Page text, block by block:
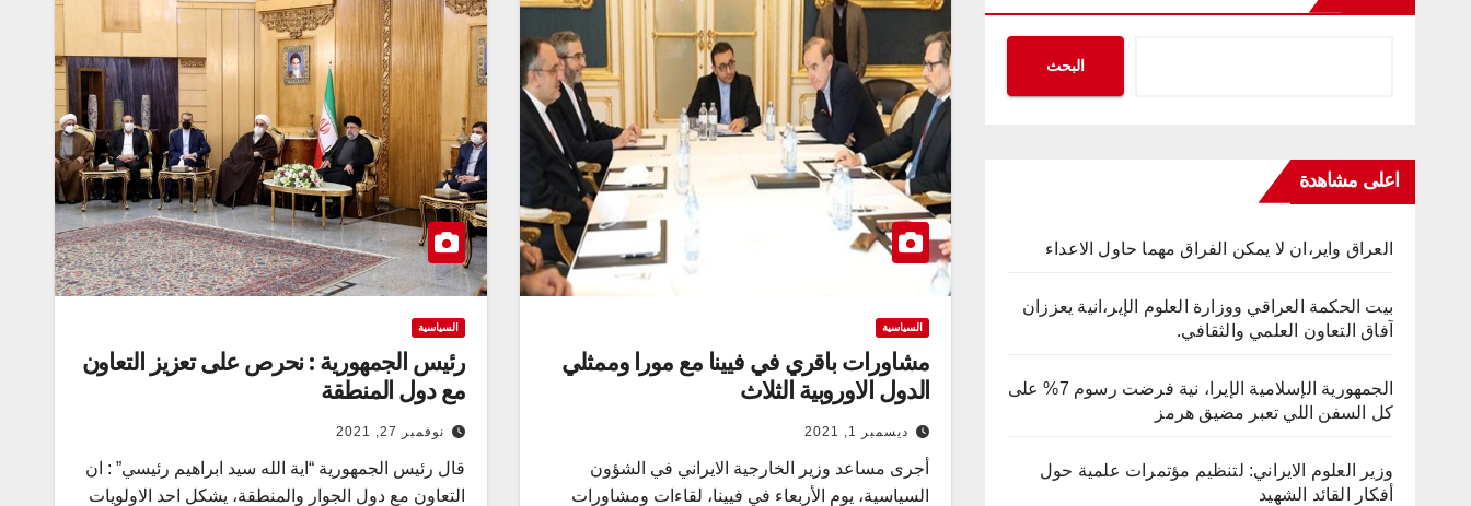
البحث
اعلى مشاهدة
العراق واير،ان لا يمكن الفراق مهما حاول الاعداء
بيت الحكمة العراقي ووزارة العلوم الإير،انية يعززان
آفاق التعاون العلمي والثقافي.
الجمهورية الإسلامية الإيرا، نية فرضت رسوم 7% على
كل السفن اللي تعبر مضيق هرمز
وزير العلوم الايراني: لتنظيم مؤتمرات علمية حول
أفكار القائد الشهيد
السياسية
مشاورات باقري في فيينا مع مورا وممثلي
الدول الاوروبية الثلاث
ديسمبر 1, 2021
أجرى مساعد وزير الخارجية الايراني في الشؤون
السياسية، يوم الأربعاء في فيينا، لقاءات ومشاورات
السياسية
رئيس الجمهورية : نحرص على تعزيز التعاون
مع دول المنطقة
نوفمبر 27, 2021
قال رئيس الجمهورية “اية الله سيد ابراهيم رئيسي” : ان
التعاون مع دول الجوار والمنطقة، يشكل احد الاولويات